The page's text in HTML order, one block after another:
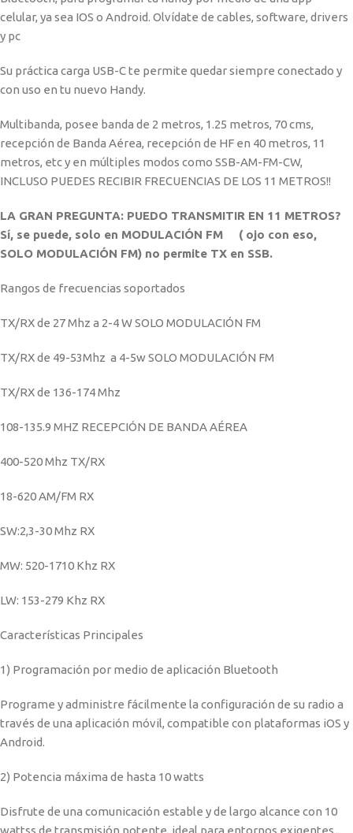
celular, ya sea IOS o Android. Olvídate de cables, software, drivers
y pc
Su práctica carga USB-C te permite quedar siempre conectado y
con uso en tu nuevo Handy.
Multibanda, posee banda de 2 metros, 1.25 metros, 70 cms,
recepción de Banda Aérea, recepción de HF en 40 metros, 11
metros, etc y en múltiples modos como SSB-AM-FM-CW,
INCLUSO PUEDES RECIBIR FRECUENCIAS DE LOS 11 METROS!!
LA GRAN PREGUNTA: PUEDO TRANSMITIR EN 11 METROS?
Sí, se puede, solo en MODULACIÓN FM ( ojo con eso,
SOLO MODULACIÓN FM) no permite TX en SSB.
Rangos de frecuencias soportados
TX/RX de 27 Mhz a 2-4 W SOLO MODULACIÓN FM
TX/RX de 49-53Mhz a 4-5w SOLO MODULACIÓN FM
TX/RX de 136-174 Mhz
108-135.9 MHZ RECEPCIÓN DE BANDA AÉREA
400-520 Mhz TX/RX
18-620 AM/FM RX
SW:2,3-30 Mhz RX
MW: 520-1710 Khz RX
LW: 153-279 Khz RX
Características Principales
1) Programación por medio de aplicación Bluetooth
Programe y administre fácilmente la configuración de su radio a
través de una aplicación móvil, compatible con plataformas iOS y
Android.
2) Potencia máxima de hasta 10 watts
Disfrute de una comunicación estable y de largo alcance con 10
wattss de transmisión potente, ideal para entornos exigentes.